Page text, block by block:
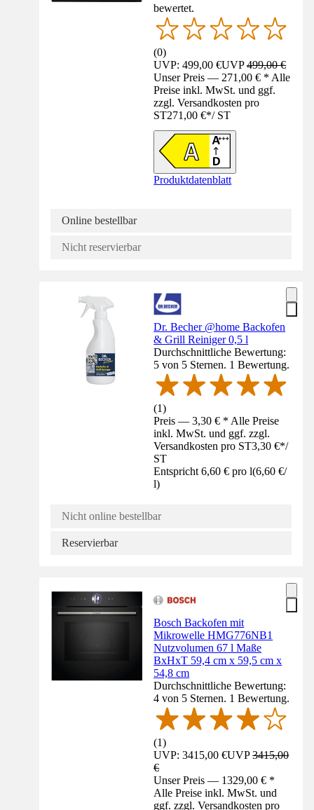
bewertet.
(0)
UVP: 499,00 €UVP499,00 €
Unser Preis — 271,00 € * Alle
Preise inkl. MwSt. und ggf.
zzgl. Versandkosten pro
ST271,00 €*/ ST
Produktdatenblatt
Online bestellbar
Nicht reservierbar
Dr. Becher @home Backofen
& Grill Reiniger 0,5 l
Durchschnittliche Bewertung:
5 von 5 Sternen. 1 Bewertung.
(1)
Preis — 3,30 € * Alle Preise
inkl. MwSt. und ggf. zzgl.
Versandkosten pro ST3,30 €*/
ST
Entspricht 6,60 € pro l(6,60 €/
l)
Nicht online bestellbar
Reservierbar
Bosch Backofen mit
Mikrowelle HMG776NB1
Nutzvolumen 67 l Maße
BxHxT 59,4 cm x 59,5 cm x
54,8 cm
Durchschnittliche Bewertung:
4 von 5 Sternen. 1 Bewertung.
(1)
UVP: 3415,00 €UVP3415,00
€
Unser Preis — 1329,00 € *
Alle Preise inkl. MwSt. und
ggf. zzgl. Versandkosten pro